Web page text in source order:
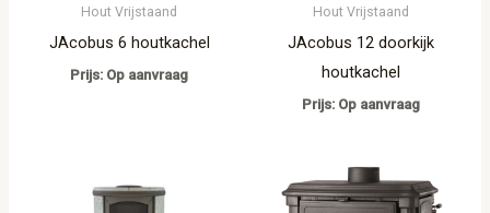
Hout Vrijstaand
JAcobus 6 houtkachel
Prijs: Op aanvraag
Hout Vrijstaand
JAcobus 12 doorkijk
houtkachel
Prijs: Op aanvraag